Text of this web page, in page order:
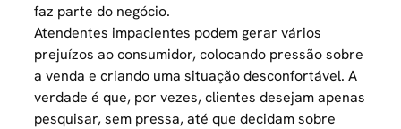
faz parte do negócio.
Atendentes impacientes podem gerar vários
prejuízos ao consumidor, colocando pressão sobre
a venda e criando uma situação desconfortável. A
verdade é que, por vezes, clientes desejam apenas
pesquisar, sem pressa, até que decidam sobre